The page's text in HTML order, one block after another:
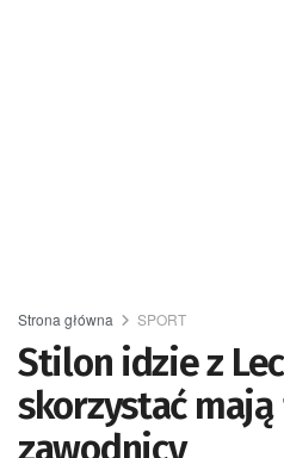
Strona główna SPORT
Stilon idzie z
skorzystać
zawodnicy